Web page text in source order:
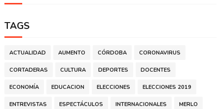
TAGS
ACTUALIDAD AUMENTO CÓRDOBA CORONAVIRUS
CORTADERAS CULTURA DEPORTES DOCENTES
ECONOMÍA EDUCACION ELECCIONES ELECCIONES 2019
ENTREVISTAS ESPECTÁCULOS INTERNACIONALES MERLO